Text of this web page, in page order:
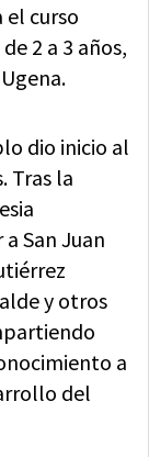
curso
2 a 3 años,
dio inicio al
Tras la
San Juan
y otros
a
del